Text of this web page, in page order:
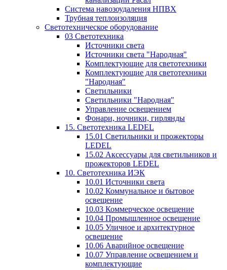
Система навозоудаления НПВХ
Трубная теплоизоляция
Светотехническое оборудование
03 Светотехника
Источники света
Источники света "Народная"
Комплектующие для светотехники
Комплектующие для светотехники
"Народная"
Светильники
Светильники "Народная"
Управление освещением
Фонари, ночники, гирлянды
15. Светотехника LEDEL
15.01 Светильники и прожекторы
LEDEL
15.02 Аксессуары для светильников и
прожекторов LEDEL
10. Светотехника ИЭК
10.01 Источники света
10.02 Коммунальное и бытовое
освещение
10.03 Коммерческое освещение
10.04 Промышленное освещение
10.05 Уличное и архитектурное
освещение
10.06 Аварийное освещение
10.07 Управление освещением и
комплектующие